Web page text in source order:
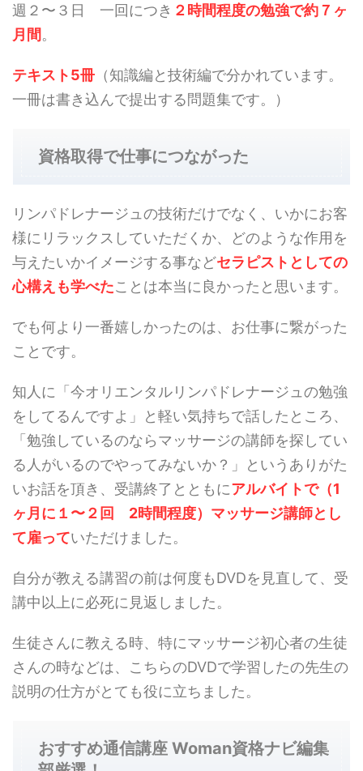
週２〜３日 一回につき ２時間程度の勉強で約７ヶ
月間。
テキスト5冊 （知識編と技術編で分かれています。
一冊は書き込んで提出する問題集です。）
資格取得で仕事につながった
リンパドレナージュの技術だけでなく、いかにお客
様にリラックスしていただくか、どのような作用を
与えたいかイメージする事などセラピストとしての
心構えも学べたことは本当に良かったと思います。
でも何より一番嬉しかったのは、お仕事に繋がった
ことです。
知人に「今オリエンタルリンパドレナージュの勉強
をしてるんですよ」と軽い気持ちで話したところ、
「勉強しているのならマッサージの講師を探してい
る人がいるのでやってみないか？」というありがた
いお話を頂き、受講終了とともにアルバイトで（1
ヶ月に１〜２回 2時間程度）マッサージ講師とし
て雇っていただけました。
自分が教える講習の前は何度もDVDを見直して、受
講中以上に必死に見返しました。
生徒さんに教える時、特にマッサージ初心者の生徒
さんの時などは、こちらのDVDで学習したの先生の
説明の仕方がとても役に立ちました。
おすすめ通信講座 Woman資格ナビ編集